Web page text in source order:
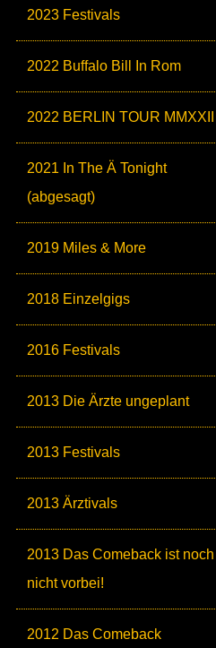
2023 Festivals
2022 Buffalo Bill In Rom
2022 BERLIN TOUR MMXXII
2021 In The Ä Tonight
(abgesagt)
2019 Miles & More
2018 Einzelgigs
2016 Festivals
2013 Die Ärzte ungeplant
2013 Festivals
2013 Ärztivals
2013 Das Comeback ist noch
nicht vorbei!
2012 Das Comeback